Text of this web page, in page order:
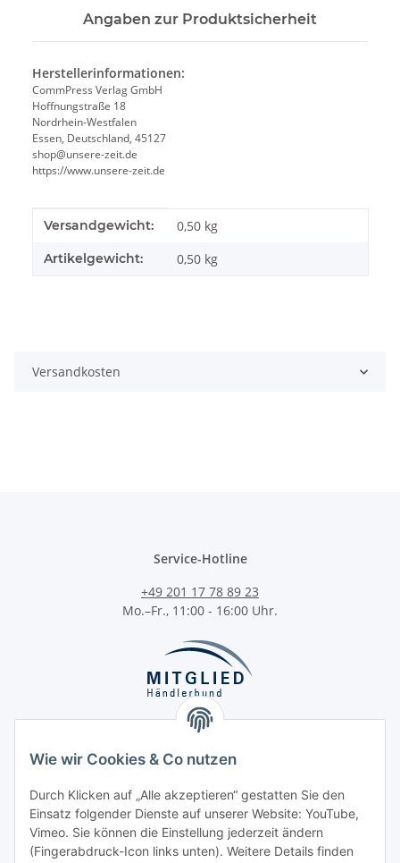
Wie wir Cookies & Co nutzen
Durch Klicken auf „Alle akzeptieren“ gestatten Sie den
Einsatz folgender Dienste auf unserer Website: YouTube,
Vimeo. Sie können die Einstellung jederzeit ändern
(Fingerabdruck-Icon links unten). Weitere Details finden
Angaben zur Produktsicherheit
Herstellerinformationen:
CommPress Verlag GmbH
Hoffnungstraße 18
Nordrhein-Westfalen
Essen, Deutschland, 45127
shop@unsere-zeit.de
https://www.unsere-zeit.de
Produkteigenschaft
Wert
Versandgewicht: 0,50 kg
Artikelgewicht: 0,50 kg
Versandkosten
Service-Hotline
+49 201 17 78 89 23
Mo.–Fr., 11:00 - 16:00 Uhr.
Kategorien